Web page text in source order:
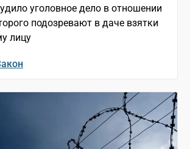
уголовное дело в отношении
подозревают в даче взятки
лицу